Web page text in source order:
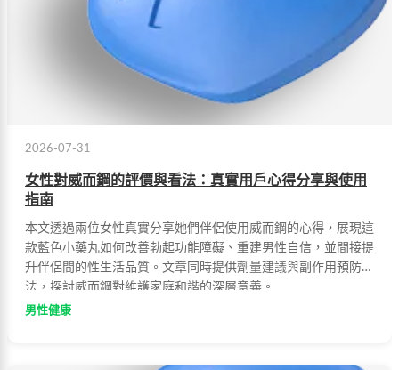
2026-07-31
女性對威而鋼的評價與看法：真實用戶心得分享與使用
指南
本文透過兩位女性真實分享她們伴侶使用威而鋼的心得，展現這
款藍色小藥丸如何改善勃起功能障礙、重建男性自信，並間接提
升伴侶間的性生活品質。文章同時提供劑量建議與副作用預防方
法，探討威而鋼對維護家庭和諧的深層意義。
男性健康